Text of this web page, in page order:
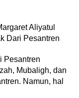
Aliyatul
Dari Pesantren
Pesantren
Mubaligh, dan
Namun, hal